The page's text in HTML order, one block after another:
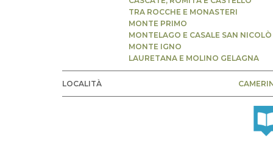
TRA ROCCHE E MONASTERI
MONTE PRIMO
MONTELAGO E CASALE SAN NICOLÒ
MONTE IGNO
LAURETANA E MOLINO GELAGNA
LOCALITÀ